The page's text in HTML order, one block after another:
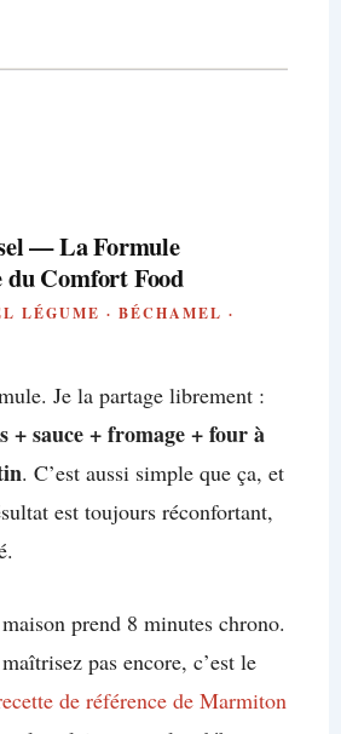
— La Formule
Comfort Food
LÉGUME · BÉCHAMEL ·
Je la partage librement :
+ sauce + fromage + four à
. C’est aussi simple que ça, et
est toujours réconfortant,
prend 8 minutes chrono.
pas encore, c’est le
de référence de Marmiton